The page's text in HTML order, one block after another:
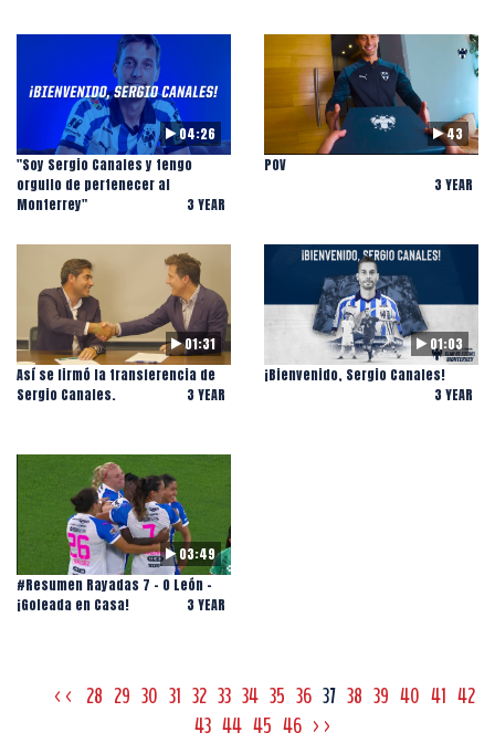
04:26
"Soy Sergio Canales y tengo
orgullo de pertenecer al
Monterrey"
3 YEAR
43
POV
3 YEAR
01:31
Así se firmó la transferencia de
Sergio Canales.
3 YEAR
01:03
¡Bienvenido, Sergio Canales!
3 YEAR
03:49
#Resumen Rayadas 7 - 0 León -
¡Goleada en Casa!
3 YEAR
<< 28 29 30 31 32 33 34 35 36 37 38 39 40 41 42
43 44 45 46 >>